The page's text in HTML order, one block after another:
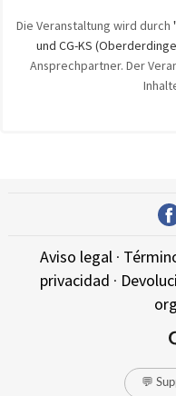
Die Veranstaltung wird durch
und CG-KS
Ansprechpartner. Der
Aviso legal ·
privacidad ·
💬